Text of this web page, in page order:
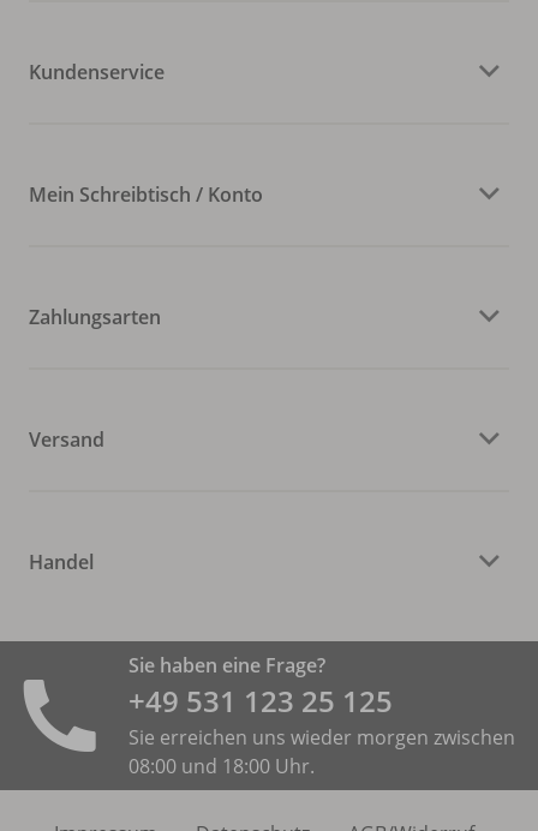
Kundenservice
Mein Schreibtisch / Konto
Zahlungsarten
Versand
Handel
Sie haben eine Frage?
+49 531 ­123 25 125
Sie erreichen uns wieder morgen zwischen
08:00 und 18:00 Uhr.